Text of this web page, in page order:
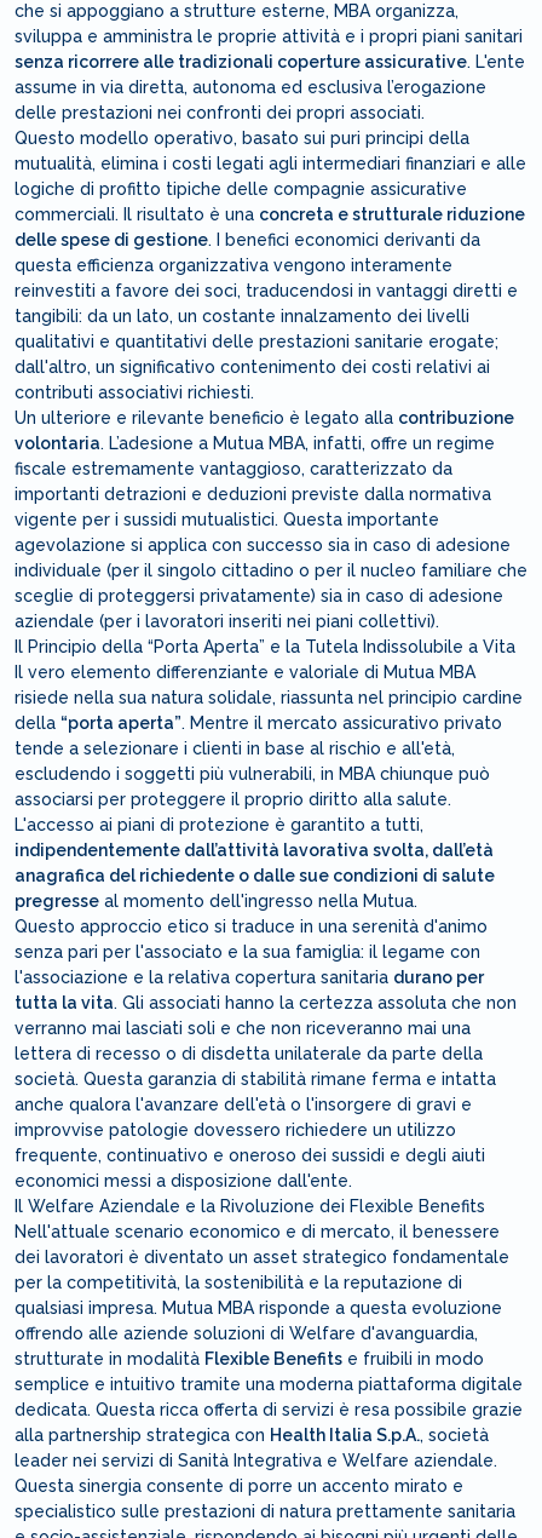
che si appoggiano a strutture esterne, MBA organizza,
sviluppa e amministra le proprie attività e i propri piani sanitari
senza ricorrere alle tradizionali coperture assicurative. L'ente
assume in via diretta, autonoma ed esclusiva l’erogazione
delle prestazioni nei confronti dei propri associati.
Questo modello operativo, basato sui puri principi della
mutualità, elimina i costi legati agli intermediari finanziari e alle
logiche di profitto tipiche delle compagnie assicurative
commerciali. Il risultato è una concreta e strutturale riduzione
delle spese di gestione. I benefici economici derivanti da
questa efficienza organizzativa vengono interamente
reinvestiti a favore dei soci, traducendosi in vantaggi diretti e
tangibili: da un lato, un costante innalzamento dei livelli
qualitativi e quantitativi delle prestazioni sanitarie erogate;
dall'altro, un significativo contenimento dei costi relativi ai
contributi associativi richiesti.
Un ulteriore e rilevante beneficio è legato alla contribuzione
volontaria. L’adesione a Mutua MBA, infatti, offre un regime
fiscale estremamente vantaggioso, caratterizzato da
importanti detrazioni e deduzioni previste dalla normativa
vigente per i sussidi mutualistici. Questa importante
agevolazione si applica con successo sia in caso di adesione
individuale (per il singolo cittadino o per il nucleo familiare che
sceglie di proteggersi privatamente) sia in caso di adesione
aziendale (per i lavoratori inseriti nei piani collettivi).
Il Principio della “Porta Aperta” e la Tutela Indissolubile a Vita
Il vero elemento differenziante e valoriale di Mutua MBA
risiede nella sua natura solidale, riassunta nel principio cardine
della “porta aperta”. Mentre il mercato assicurativo privato
tende a selezionare i clienti in base al rischio e all'età,
escludendo i soggetti più vulnerabili, in MBA chiunque può
associarsi per proteggere il proprio diritto alla salute.
L'accesso ai piani di protezione è garantito a tutti,
indipendentemente dall’attività lavorativa svolta, dall’età
anagrafica del richiedente o dalle sue condizioni di salute
pregresse al momento dell'ingresso nella Mutua.
Questo approccio etico si traduce in una serenità d'animo
senza pari per l'associato e la sua famiglia: il legame con
l'associazione e la relativa copertura sanitaria durano per
tutta la vita. Gli associati hanno la certezza assoluta che non
verranno mai lasciati soli e che non riceveranno mai una
lettera di recesso o di disdetta unilaterale da parte della
società. Questa garanzia di stabilità rimane ferma e intatta
anche qualora l'avanzare dell'età o l'insorgere di gravi e
improvvise patologie dovessero richiedere un utilizzo
frequente, continuativo e oneroso dei sussidi e degli aiuti
economici messi a disposizione dall'ente.
Il Welfare Aziendale e la Rivoluzione dei Flexible Benefits
Nell'attuale scenario economico e di mercato, il benessere
dei lavoratori è diventato un asset strategico fondamentale
per la competitività, la sostenibilità e la reputazione di
qualsiasi impresa. Mutua MBA risponde a questa evoluzione
offrendo alle aziende soluzioni di Welfare d'avanguardia,
strutturate in modalità Flexible Benefits e fruibili in modo
semplice e intuitivo tramite una moderna piattaforma digitale
dedicata. Questa ricca offerta di servizi è resa possibile grazie
alla partnership strategica con Health Italia S.p.A., società
leader nei servizi di Sanità Integrativa e Welfare aziendale.
Questa sinergia consente di porre un accento mirato e
specialistico sulle prestazioni di natura prettamente sanitaria